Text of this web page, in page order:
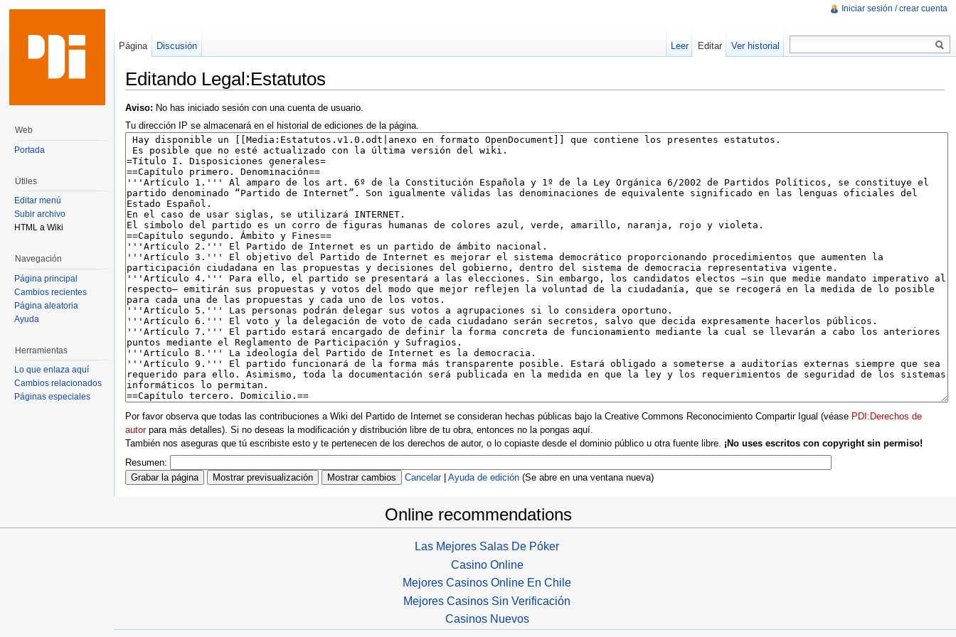
Editando Legal:Estatutos
Aviso: No has iniciado sesión con una cuenta de usuario.
Tu dirección IP se almacenará en el historial de ediciones de la página.
Por favor observa que todas las contribuciones a Wiki del Partido de Internet se consideran hechas públicas bajo la Creative Commons Reconocimiento Compartir Igual (véase PDI:Derechos de
autorpara más detalles). Si no deseas la modificación y distribución libre de tu obra, entonces no la pongas aquí.
También nos aseguras que tú escribiste esto y te pertenecen de los derechos de autor, o lo copiaste desde el dominio público u otra fuente libre. ¡No uses escritos con copyright sin permiso!
Resumen:
Cancelar| Ayuda de edición (Se abre en una ventana nueva)
Iniciar sesión / crear cuenta
Página Discusión Leer Editar Ver historial
Web
Portada
Útiles
Editar menú
Subir archivo
HTML a Wiki
Navegación
Página principal
Cambios recientes
Página aleatoria
Ayuda
Herramientas
Lo que enlaza aquí
Cambios relacionados
Páginas especiales
Online recommendations
Las Mejores Salas De Póker
Casino Online
Mejores Casinos Online En Chile
Mejores Casinos Sin Verificación
Casinos Nuevos